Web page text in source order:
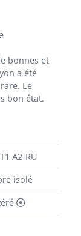
bonnes et
a été
Le
bon état.
A2-RU
isolé